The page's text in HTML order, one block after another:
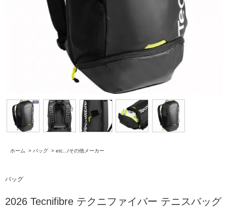
ホーム > バッグ > etc.../その他メーカー
バッグ
2026 Tecnifibre テクニファイバー テニスバッグ